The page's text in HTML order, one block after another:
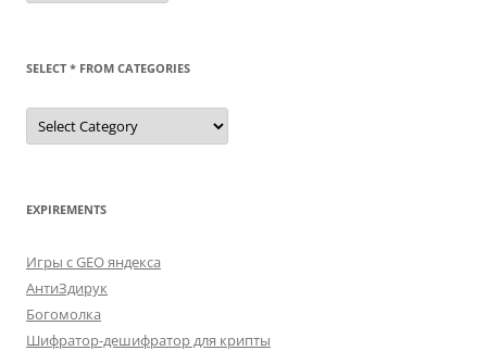
SELECT * FROM CATEGORIES
SELECT
FROM
EXPIREMENTS
Игры с GEO яндекса
АнтиЗдирук
Богомолка
Шифратор-дешифратор для крипты